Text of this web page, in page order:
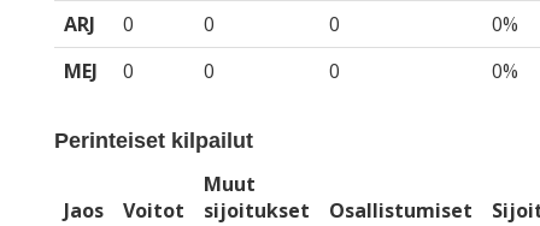
ARJ
0 0 0
0%
MEJ
0 0 0 0%
Perinteiset kilpailut
Jaos Voitot
Muut
sijoitukset
Osallistumiset